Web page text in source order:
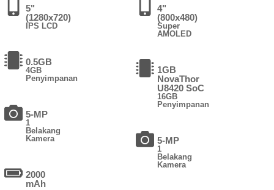
5"
(1280x720)
IPS LCD
0.5GB
4GB
Penyimpanan
5-MP
1
Belakang
Kamera
2000
mAh
4"
(800x480)
Super
AMOLED
1GB
NovaThor
U8420 SoC
16GB
Penyimpanan
5-MP
1
Belakang
Kamera